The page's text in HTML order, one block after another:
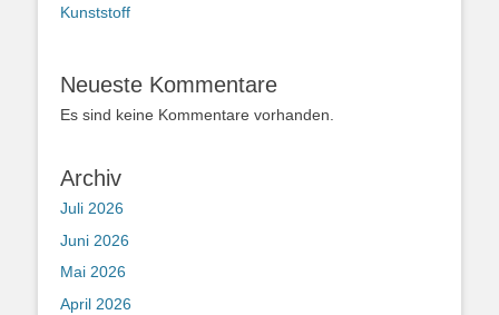
Kunststoff
Neueste Kommentare
Es sind keine Kommentare vorhanden.
Archiv
Juli 2026
Juni 2026
Mai 2026
April 2026